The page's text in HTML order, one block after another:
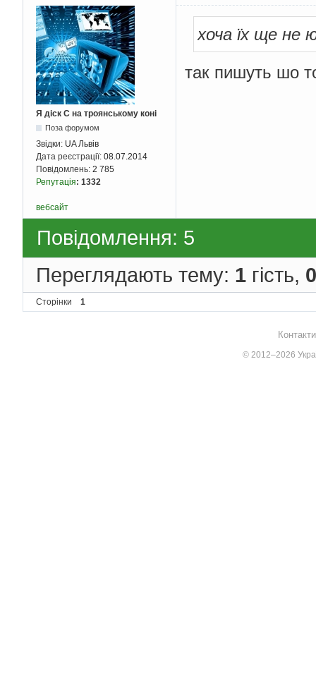
Я діск С на троянському коні
Поза форумом
Звідки: UA Львів
Дата реєстрації: 08.07.2014
Повідомлень: 2 785
Репутація: 1332
хоча їх ще не
так пишуть шо
вебсайт
Повідомлення: 5
Переглядають тему: 1 гість, 0
Сторінки 1
© 2012–2026